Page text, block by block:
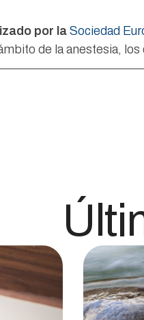
por laSociedad
de la anestesia,